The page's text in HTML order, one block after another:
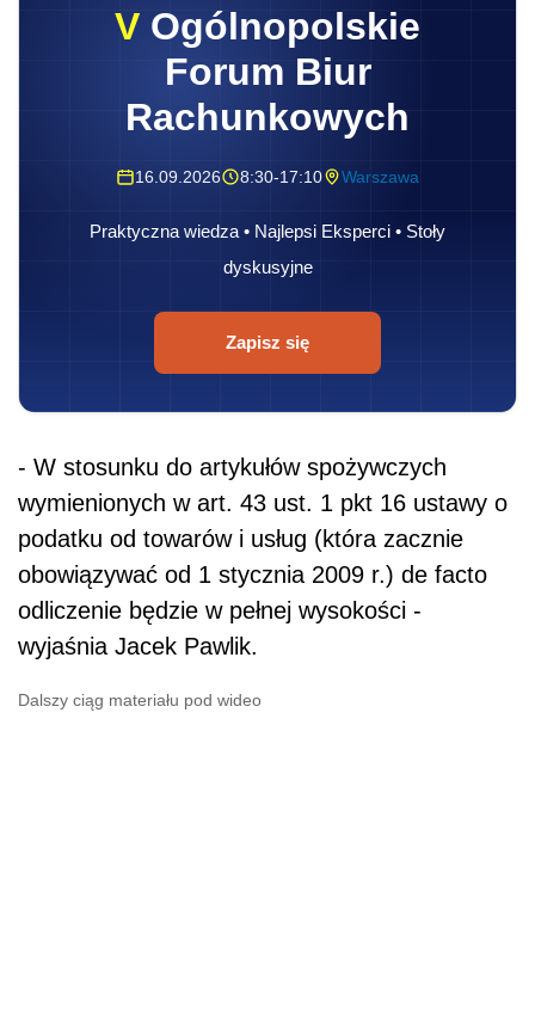
V Ogólnopolskie
Forum Biur
Rachunkowych
16.09.2026 8:30-17:10 Warszawa
Praktyczna wiedza • Najlepsi Eksperci • Stoły
dyskusyjne
Zapisz się
- W stosunku do artykułów spożywczych
wymienionych w art. 43 ust. 1 pkt 16 ustawy o
podatku od towarów i usług (która zacznie
obowiązywać od 1 stycznia 2009 r.) de facto
odliczenie będzie w pełnej wysokości -
wyjaśnia Jacek Pawlik.
Dalszy ciąg materiału pod wideo